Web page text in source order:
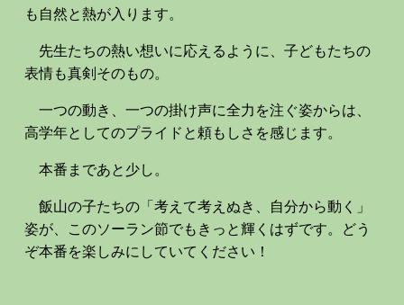
も自然と熱が入ります。
先生たちの熱い想いに応えるように、子どもたちの
表情も真剣そのもの。
一つの動き、一つの掛け声に全力を注ぐ姿からは、
高学年としてのプライドと頼もしさを感じます。
本番まであと少し。
飯山の子たちの「考えて考えぬき、自分から動く」
姿が、このソーラン節でもきっと輝くはずです。どう
ぞ本番を楽しみにしていてください！